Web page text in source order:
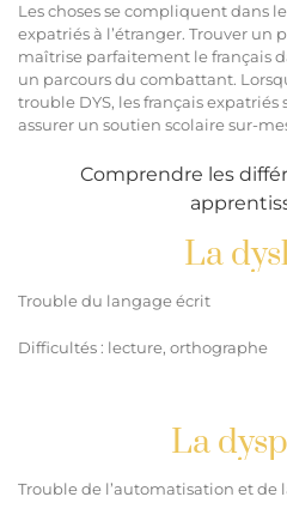
Les choses se compliquent dans
expatriés à l’étranger. Trouver un
maîtrise parfaitement le français
un parcours du combattant.
trouble DYS, les français
assurer un soutien scolaire sur-
Comprendre les
La
Trouble du langage écrit
Difficultés : lecture, orthographe
La
Trouble de l’automatisation et de